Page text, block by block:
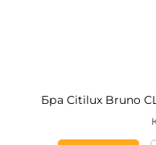
тегов
Бра Citilux Bruno